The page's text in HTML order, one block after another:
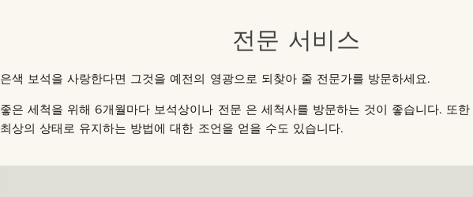
전문 서비스
은색 보석을 사랑한다면 그것을 예전의 영광으로 되찾아 줄 전문가를 방문하세요.
좋은 세척을 위해 6개월마다 보석상이나 전문 은 세척사를 방문하는 것이 좋습니다. 또
최상의 상태로 유지하는 방법에 대한 조언을 얻을 수도 있습니다.